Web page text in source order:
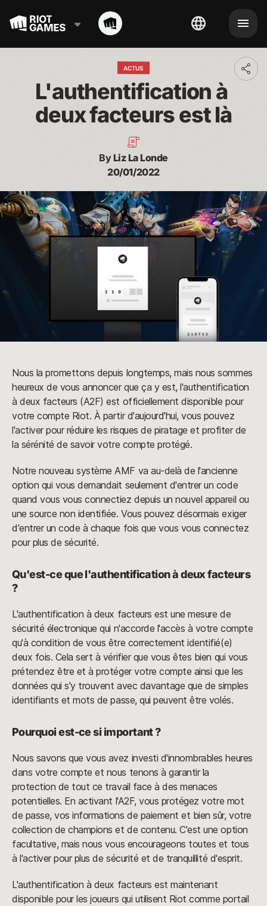
ACTUS
L'authentification à
deux facteurs est là
By Liz La Londe
20/01/2022
Nous la promettons depuis longtemps, mais nous sommes
heureux de vous annoncer que ça y est, l'authentification
à deux facteurs (A2F) est officiellement disponible pour
votre compte Riot. À partir d'aujourd'hui, vous pouvez
l'activer pour réduire les risques de piratage et profiter de
la sérénité de savoir votre compte protégé.
Notre nouveau système AMF va au-delà de l'ancienne
option qui vous demandait seulement d'entrer un code
quand vous vous connectiez depuis un nouvel appareil ou
une source non identifiée. Vous pouvez désormais exiger
d'entrer un code à chaque fois que vous vous connectez
pour plus de sécurité.
Qu'est-ce que l'authentification à deux facteurs
?
L'authentification à deux facteurs est une mesure de
sécurité électronique qui n'accorde l'accès à votre compte
qu'à condition de vous être correctement identifié(e)
deux fois. Cela sert à vérifier que vous êtes bien qui vous
prétendez être et à protéger votre compte ainsi que les
données qui s'y trouvent avec davantage que de simples
identifiants et mots de passe, qui peuvent être volés.
Pourquoi est-ce si important ?
Nous savons que vous avez investi d'innombrables heures
dans votre compte et nous tenons à garantir la
protection de tout ce travail face à des menaces
potentielles. En activant l'A2F, vous protégez votre mot
de passe, vos informations de paiement et bien sûr, votre
collection de champions et de contenu. C'est une option
facultative, mais nous vous encourageons toutes et tous
à l'activer pour plus de sécurité et de tranquillité d'esprit.
L'authentification à deux facteurs est maintenant
disponible pour les joueurs qui utilisent Riot comme portail